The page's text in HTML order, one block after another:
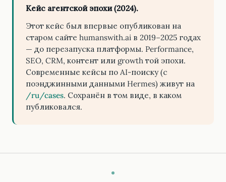
Кейс агентской эпохи (2024).
Этот кейс был впервые опубликован на
старом сайте humanswith.ai в 2019–2025 годах
— до перезапуска платформы. Performance,
SEO, CRM, контент или growth той эпохи.
Современные кейсы по AI-поиску (с
поэнджинными данными Hermes) живут на
/ru/cases. Сохранён в том виде, в каком
публиковался.